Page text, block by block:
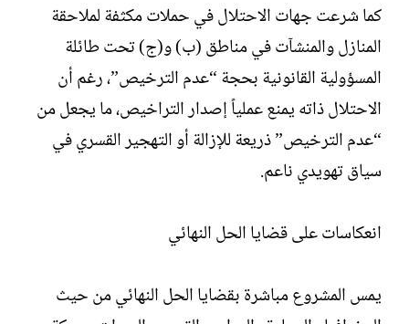
كما شرعت جهات الاحتلال في حملات مكثفة لملاحقة
المنازل والمنشآت في مناطق (ب) و(ج) تحت طائلة
المسؤولية القانونية بحجة “عدم الترخيص”، رغم أن
الاحتلال ذاته يمنع عملياً إصدار التراخيص، ما يجعل من
“عدم الترخيص” ذريعة للإزالة أو التهجير القسري في
سياق تهويدي ناعم.
انعكاسات على قضايا الحل النهائي
يمس المشروع مباشرة بقضايا الحل النهائي من حيث